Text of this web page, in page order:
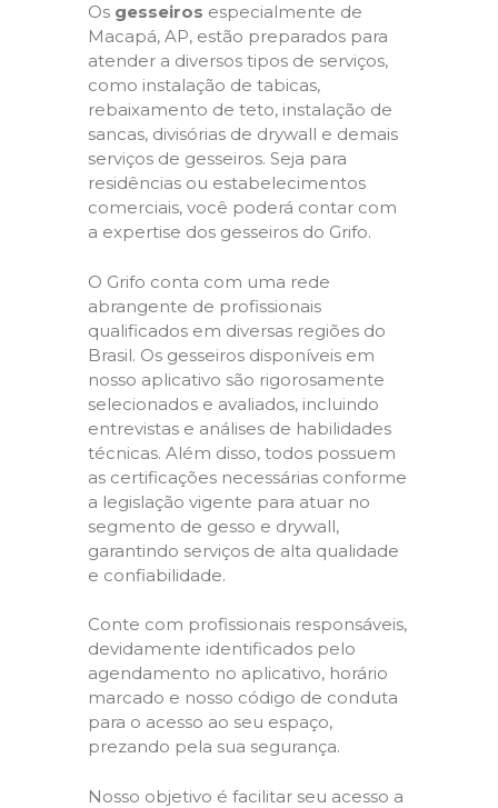
Os gesseiros especialmente de
Macapá, AP, estão preparados para
atender a diversos tipos de serviços,
como instalação de tabicas,
rebaixamento de teto, instalação de
sancas, divisórias de drywall e demais
serviços de gesseiros. Seja para
residências ou estabelecimentos
comerciais, você poderá contar com
a expertise dos gesseiros do Grifo.
O Grifo conta com uma rede
abrangente de profissionais
qualificados em diversas regiões do
Brasil. Os gesseiros disponíveis em
nosso aplicativo são rigorosamente
selecionados e avaliados, incluindo
entrevistas e análises de habilidades
técnicas. Além disso, todos possuem
as certificações necessárias conforme
a legislação vigente para atuar no
segmento de gesso e drywall,
garantindo serviços de alta qualidade
e confiabilidade.
Conte com profissionais responsáveis,
devidamente identificados pelo
agendamento no aplicativo, horário
marcado e nosso código de conduta
para o acesso ao seu espaço,
prezando pela sua segurança.
Nosso objetivo é facilitar seu acesso a